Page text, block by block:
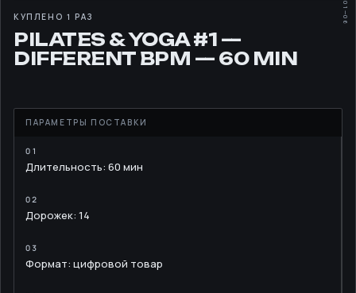
КУПЛЕНО 1 РАЗ
PILATES & YOGA #1 —
DIFFERENT BPM — 60 MIN
Длительность: 60 мин
Дорожек: 14
Формат: цифровой товар
01—06